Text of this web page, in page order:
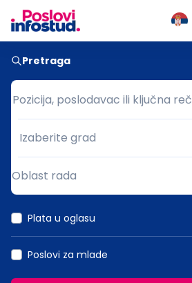
Pretraga
Pozicija, poslodavac ili ključna reč
Pozicija, poslodavac ili ključna reč
Grad
Izaberite grad
Oblast rada
Plata u oglasu
Poslovi za mlade